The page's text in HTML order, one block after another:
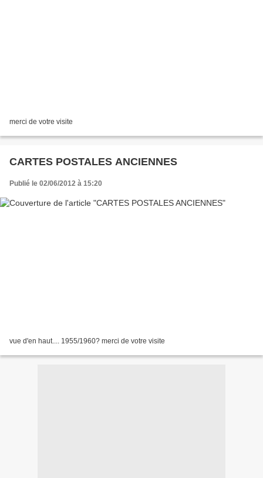
merci de votre visite
CARTES POSTALES ANCIENNES
Publié le 02/06/2012 à 15:20
vue d'en haut.... 1955/1960? merci de votre visite